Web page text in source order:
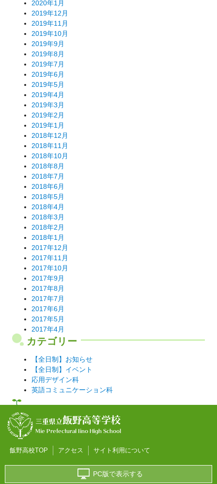
2020年1月
2019年12月
2019年11月
2019年10月
2019年9月
2019年8月
2019年7月
2019年6月
2019年5月
2019年4月
2019年3月
2019年2月
2019年1月
2018年12月
2018年11月
2018年10月
2018年8月
2018年7月
2018年6月
2018年5月
2018年4月
2018年3月
2018年2月
2018年1月
2017年12月
2017年11月
2017年10月
2017年9月
2017年8月
2017年7月
2017年6月
2017年5月
2017年4月
カテゴリー
【全日制】お知らせ
【全日制】イベント
応用デザイン科
英語コミュニケーション科
三重県立飯野高等学校
Mie Prefectural Iino High School
飯野高校TOP アクセス サイト利用について
PC版で表示する